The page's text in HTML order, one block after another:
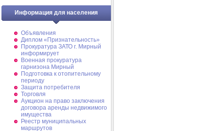
Информация для населения
Объявления
Диплом «Признательность»
Прокуратура ЗАТО г. Мирный
информирует
Военная прокуратура
гарнизона Мирный
Подготовка к отопительному
периоду
Защита потребителя
Торговля
Аукцион на право заключения
договора аренды недвижимого
имущества
Реестр муниципальных
маршрутов